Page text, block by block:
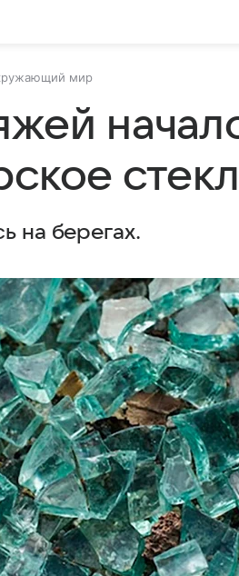
мир
на берегах.